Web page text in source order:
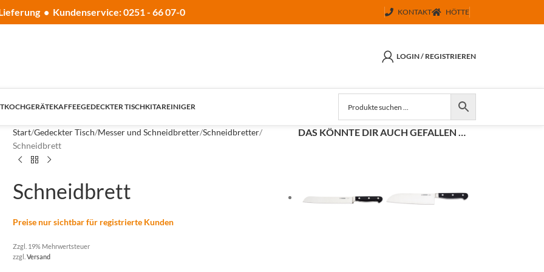
• Kundenservice: 0251 - 66 07-0 KONTAKT HÖTTE
LOGIN / REGISTRIEREN
KOCHGERÄTEKAFFEEGEDECKTER TISCHKITAREINIGER
Start Gedeckter Tisch Messer und Schneidbretter Schneidbretter
Schneidbrett
Schneidbrett
Preise nur sichtbar für registrierte Kunden
Zzgl. 19% Mehrwertsteuer
zzgl.Versand
DAS KÖNNTE DIR AUCH GEFALLEN …